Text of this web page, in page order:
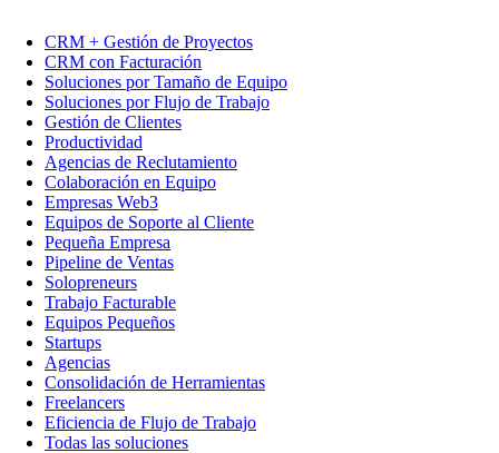
CRM + Gestión de Proyectos
CRM con Facturación
Soluciones por Tamaño de Equipo
Soluciones por Flujo de Trabajo
Gestión de Clientes
Productividad
Agencias de Reclutamiento
Colaboración en Equipo
Empresas Web3
Equipos de Soporte al Cliente
Pequeña Empresa
Pipeline de Ventas
Solopreneurs
Trabajo Facturable
Equipos Pequeños
Startups
Agencias
Consolidación de Herramientas
Freelancers
Eficiencia de Flujo de Trabajo
Todas las soluciones